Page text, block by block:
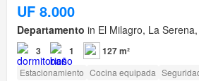
UF 8.000
Departamento in El Milagro, La
3 1 127 m²
Estacionamiento Cocina equipada